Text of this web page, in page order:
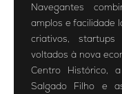
Navegantes
amplos e facilidade
criativos, startups
voltados à nova
Centro Histórico,
Salgado Filho e